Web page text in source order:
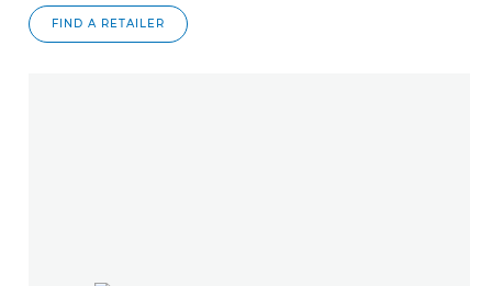
FIND A RETAILER